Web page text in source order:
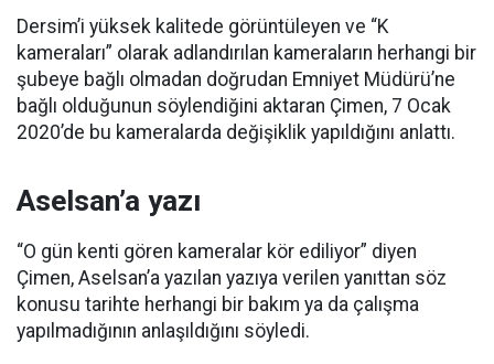
Dersim’i yüksek kalitede görüntüleyen ve “K
kameraları” olarak adlandırılan kameraların herhangi bir
şubeye bağlı olmadan doğrudan Emniyet Müdürü’ne
bağlı olduğunun söylendiğini aktaran Çimen, 7 Ocak
2020’de bu kameralarda değişiklik yapıldığını anlattı.
Aselsan’a yazı
“O gün kenti gören kameralar kör ediliyor” diyen
Çimen, Aselsan’a yazılan yazıya verilen yanıttan söz
konusu tarihte herhangi bir bakım ya da çalışma
yapılmadığının anlaşıldığını söyledi.